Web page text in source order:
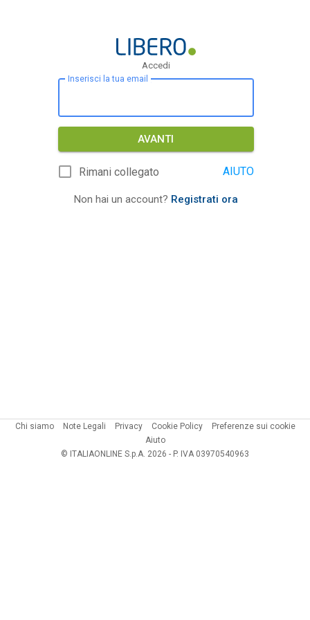
Accedi
Inserisci la tua email
AVANTI
Rimani collegato AIUTO
Non hai un account? Registrati ora
Chi siamo Note Legali Privacy Cookie Policy
Preferenze sui cookie
Aiuto
© ITALIAONLINE S.p.A. 2026 - P. IVA 03970540963